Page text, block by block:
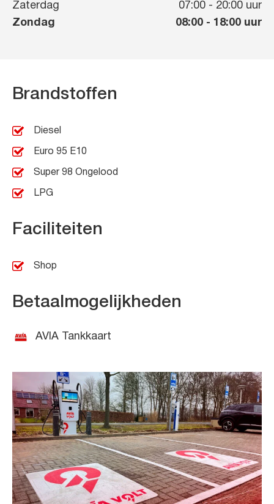
Zaterdag
07:00 - 20:00 uur
Zondag
08:00 - 18:00 uur
Brandstoffen
Diesel
Euro 95 E10
Super 98 Ongelood
LPG
Faciliteiten
Shop
Betaalmogelijkheden
AVIA Tankkaart